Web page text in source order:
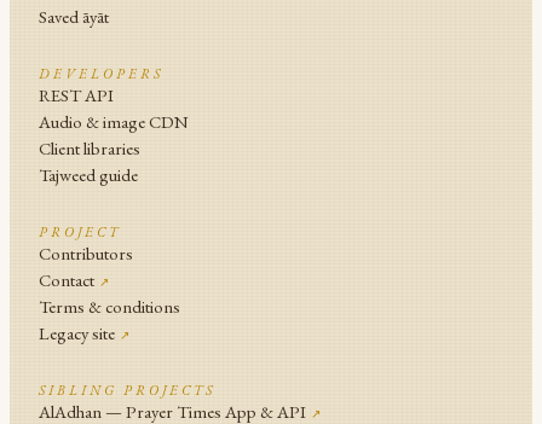
Saved āyāt
DEVELOPERS
REST API
Audio & image CDN
Client libraries
Tajweed guide
PROJECT
Contributors
Contact ↗
Terms & conditions
Legacy site ↗
SIBLING PROJECTS
AlAdhan — Prayer Times App & API ↗